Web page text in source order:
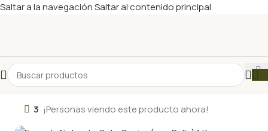
Saltar a la navegaciónSaltar al contenido principal
3 ¡Personas viendo este producto ahora!